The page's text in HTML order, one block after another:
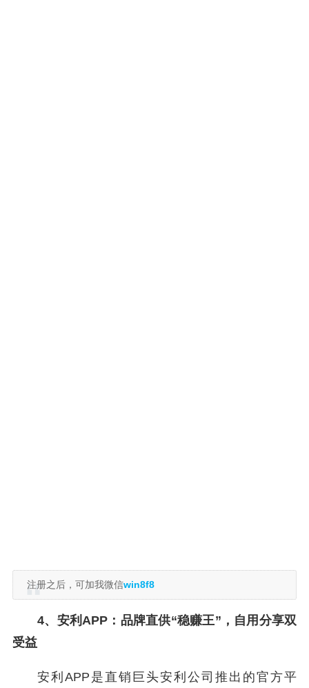
注册之后，可加我微信win8f8
4、安利APP：品牌直供“稳赚王”，自用分享双
受益
安利APP是直销巨头安利公司推出的官方平